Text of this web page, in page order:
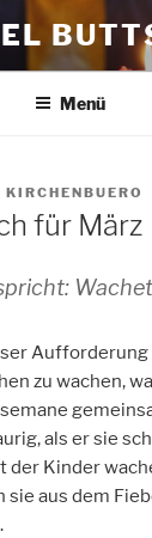
Menü
KIRCHENBUERO
für März
zu wachen,
als er sie
der Kinder
sie aus dem